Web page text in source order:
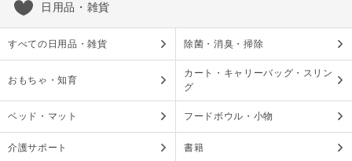
日用品・雑貨
すべての日用品・雑貨 除菌・消臭・掃除
おもちゃ・知育
カート・キャリーバッグ・スリン
グ
ベッド・マット フードボウル・小物
介護サポート 書籍